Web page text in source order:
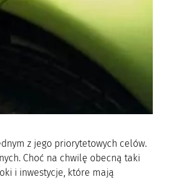
z jego priorytetowych celów.
Choć na chwilę obecną taki
i inwestycje, które mają